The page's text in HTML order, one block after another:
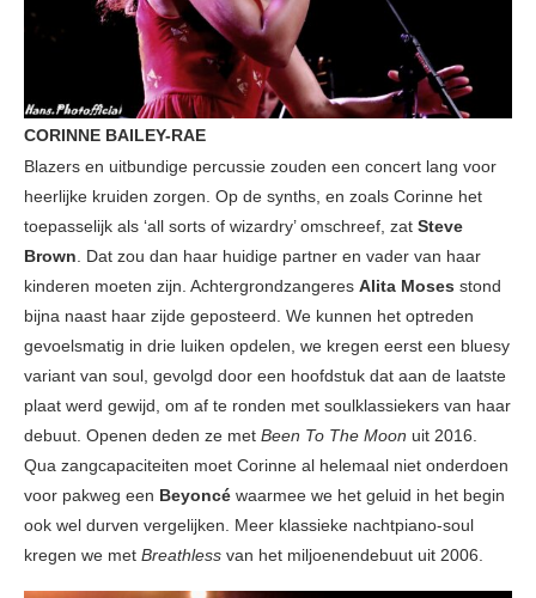
CORINNE BAILEY-RAE
Blazers en uitbundige percussie zouden een concert lang voor
heerlijke kruiden zorgen. Op de synths, en zoals Corinne het
toepasselijk als ‘all sorts of wizardry’ omschreef, zat Steve
Brown . Dat zou dan haar huidige partner en vader van haar
kinderen moeten zijn. Achtergrondzangeres Alita Moses stond
bijna naast haar zijde geposteerd. We kunnen het optreden
gevoelsmatig in drie luiken opdelen, we kregen eerst een bluesy
variant van soul, gevolgd door een hoofdstuk dat aan de laatste
plaat werd gewijd, om af te ronden met soulklassiekers van haar
debuut. Openen deden ze met Been To The Moon uit 2016.
Qua zangcapaciteiten moet Corinne al helemaal niet onderdoen
voor pakweg een Beyoncé waarmee we het geluid in het begin
ook wel durven vergelijken. Meer klassieke nachtpiano-soul
kregen we met Breathless van het miljoenendebuut uit 2006.